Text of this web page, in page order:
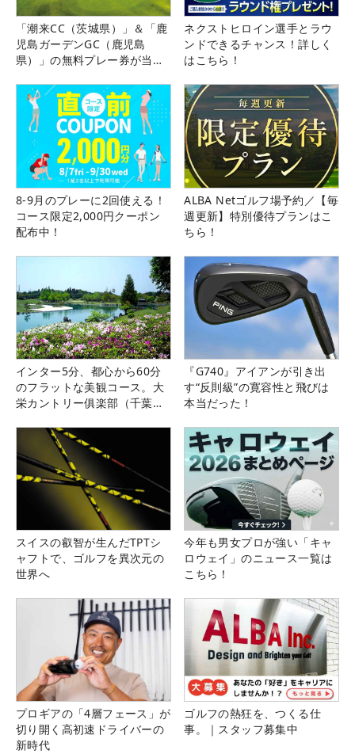
「潮来CC（茨城県）」＆「鹿
児島ガーデンGC（鹿児島
県）」の無料プレー券が当た
ネクストヒロイン選手とラウ
ンドできるチャンス！詳しく
はこちら！
8-9月のプレーに2回使える！
コース限定2,000円クーポン
配布中！
ALBA Netゴルフ場予約／【毎
週更新】特別優待プランはこ
ちら！
インター5分、都心から60分
のフラットな美観コース。大
栄カントリー俱楽部（千葉
『G740』アイアンが引き出
す“反則級”の寛容性と飛びは
本当だった！
スイスの叡智が生んだTPTシ
ャフトで、ゴルフを異次元の
世界へ
今年も男女プロが強い「キャ
ロウェイ」のニュース一覧は
こちら！
プロギアの「4層フェース」が
切り開く高初速ドライバーの
新時代
ゴルフの熱狂を、つくる仕
事。｜スタッフ募集中